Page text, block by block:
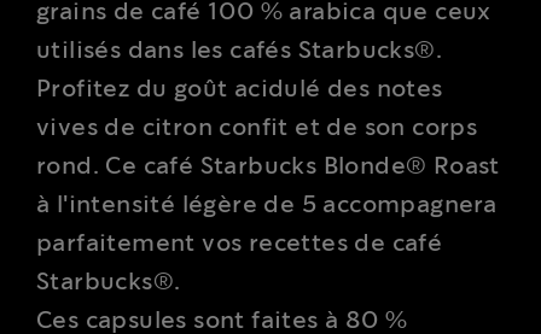
grains de café 100 % arabica que ceux
utilisés dans les cafés Starbucks®.
Profitez du goût acidulé des notes
vives de citron confit et de son corps
rond. Ce café Starbucks Blonde® Roast
à l'intensité légère de 5 accompagnera
parfaitement vos recettes de café
Starbucks®.
Ces capsules sont faites à 80 %